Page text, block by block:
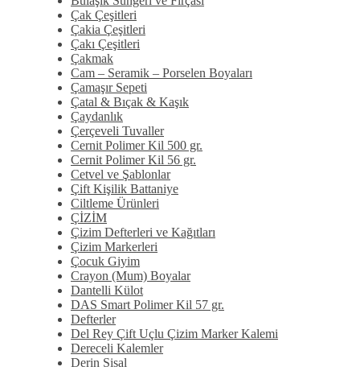
Çak Çeşitleri
Çakia Çeşitleri
Çakı Çeşitleri
Çakmak
Cam – Seramik – Porselen Boyaları
Çamaşır Sepeti
Çatal & Bıçak & Kaşık
Çaydanlık
Çerçeveli Tuvaller
Cernit Polimer Kil 500 gr.
Cernit Polimer Kil 56 gr.
Cetvel ve Şablonlar
Çift Kişilik Battaniye
Ciltleme Ürünleri
ÇİZİM
Çizim Defterleri ve Kağıtları
Çizim Markerleri
Çocuk Giyim
Crayon (Mum) Boyalar
Dantelli Külot
DAS Smart Polimer Kil 57 gr.
Defterler
Del Rey Çift Uçlu Çizim Marker Kalemi
Dereceli Kalemler
Derin Sisal